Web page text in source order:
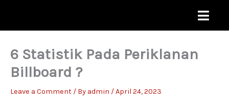
content
6 Statistik Pada Periklanan
Billboard ?
Leave a Comment / By admin /April 24, 2023